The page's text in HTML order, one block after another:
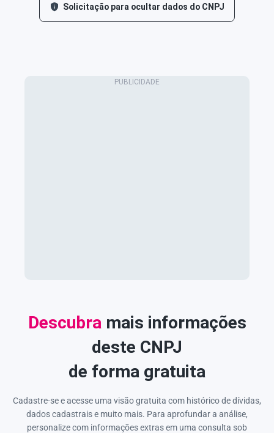
Solicitação para ocultar dados do CNPJ
Descubra mais informações
deste CNPJ
de forma gratuita
Cadastre-se e acesse uma visão gratuita com histórico de dívidas,
dados cadastrais e muito mais. Para aprofundar a análise,
personalize com informações extras em uma consulta sob